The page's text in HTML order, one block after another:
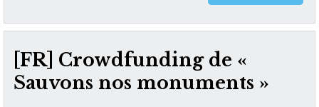
[FR] Crowdfunding de «
Sauvons nos monuments »